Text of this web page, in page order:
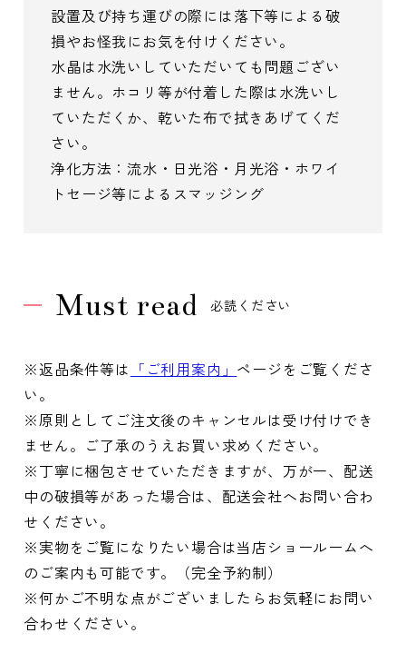
設置及び持ち運びの際には落下等による破
損やお怪我にお気を付けください。
水晶は水洗いしていただいても問題ござい
ません。ホコリ等が付着した際は水洗いし
ていただくか、乾いた布で拭きあげてくだ
さい。
浄化方法：流水・日光浴・月光浴・ホワイ
トセージ等によるスマッジング
Must read 必読ください
※返品条件等は 「ご利用案内」 ページをご覧くださ
い。
※原則としてご注文後のキャンセルは受け付けでき
ません。ご了承のうえお買い求めください。
※丁寧に梱包させていただきますが、万が一、配送
中の破損等があった場合は、配送会社へお問い合わ
せください。
※実物をご覧になりたい場合は当店ショールームへ
のご案内も可能です。（完全予約制）
※何かご不明な点がございましたらお気軽にお問い
合わせください。